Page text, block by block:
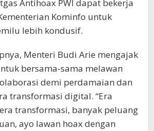
Antihoax PWI dapat bekerja
Kominfo untuk
lebih kondusif.
Menteri Budi Arie mengajak
bersama-sama melawan
demi perdamaian dan
transformasi digital. “Era
transformasi, banyak peluang
ayo lawan hoax dengan